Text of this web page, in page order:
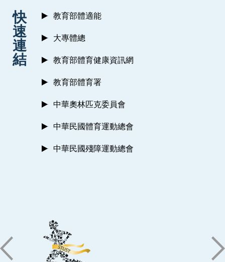
快
速
連
結
教育部體適能
大專體總
教育部體育健康資訊網
教育部體育署
中華奧林匹克委員會
中華民國體育運動總會
中華民國殘障運動總會